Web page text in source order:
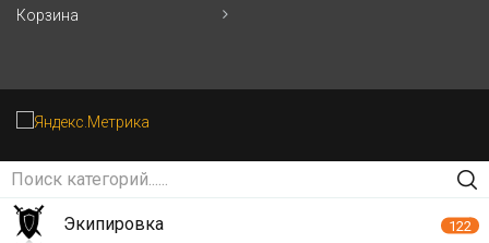
Корзина
Экипировка 122